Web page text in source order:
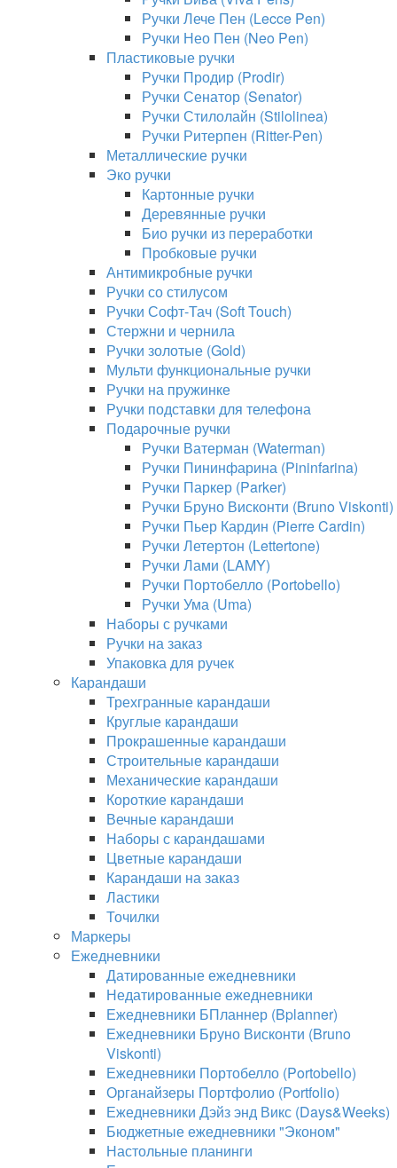
Ручки Лече Пен (Lecce Pen)
Ручки Нео Пен (Neo Pen)
Пластиковые ручки
Ручки Продир (Prodir)
Ручки Сенатор (Senator)
Ручки Стилолайн (Stilolinea)
Ручки Ритерпен (Ritter-Pen)
Металлические ручки
Эко ручки
Картонные ручки
Деревянные ручки
Био ручки из переработки
Пробковые ручки
Антимикробные ручки
Ручки со стилусом
Ручки Софт-Тач (Soft Touch)
Стержни и чернила
Ручки золотые (Gold)
Мульти функциональные ручки
Ручки на пружинке
Ручки подставки для телефона
Подарочные ручки
Ручки Ватерман (Waterman)
Ручки Пининфарина (Pininfarina)
Ручки Паркер (Parker)
Ручки Бруно Висконти (Bruno Viskonti)
Ручки Пьер Кардин (Pierre Cardin)
Ручки Летертон (Lettertone)
Ручки Лами (LAMY)
Ручки Портобелло (Portobello)
Ручки Ума (Uma)
Наборы с ручками
Ручки на заказ
Упаковка для ручек
Карандаши
Трехгранные карандаши
Круглые карандаши
Прокрашенные карандаши
Строительные карандаши
Механические карандаши
Короткие карандаши
Вечные карандаши
Наборы с карандашами
Цветные карандаши
Карандаши на заказ
Ластики
Точилки
Маркеры
Ежедневники
Датированные ежедневники
Недатированные ежедневники
Ежедневники БПланнер (Bplanner)
Ежедневники Бруно Висконти (Bruno
Viskonti)
Ежедневники Портобелло (Portobello)
Органайзеры Портфолио (Portfolio)
Ежедневники Дэйз энд Викс (Days&Weeks)
Бюджетные ежедневники "Эконом"
Настольные планинги